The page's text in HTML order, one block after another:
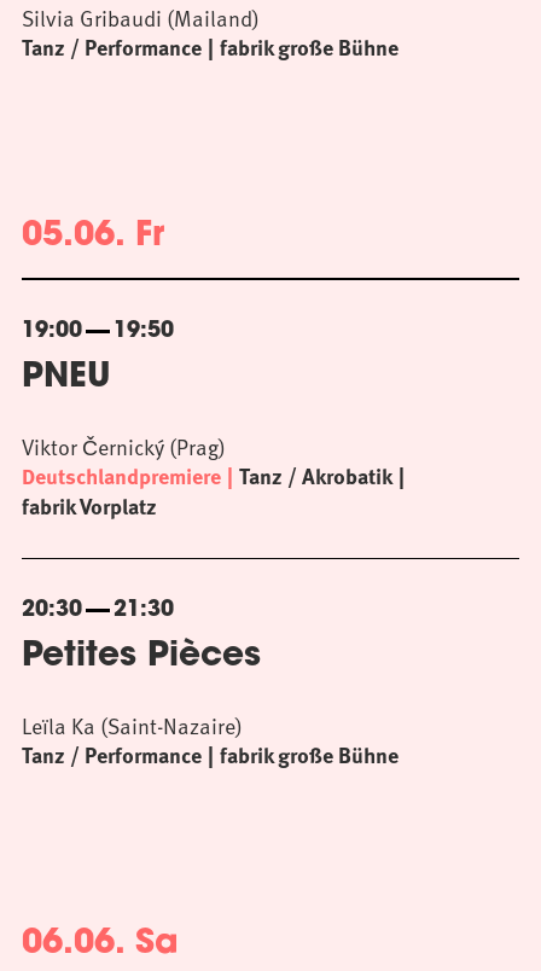
Tanz / Performance fabrik große Bühne
Silvia Gribaudi (Mailand)
05.06. Fr
19:00 19:50
PNEU
Deutschlandpremiere Tanz / Akrobatik
fabrik Vorplatz
Viktor Černický (Prag)
20:30 21:30
Petites Pièces
Tanz / Performance fabrik große Bühne
Leïla Ka (Saint-Nazaire)
06.06. Sa